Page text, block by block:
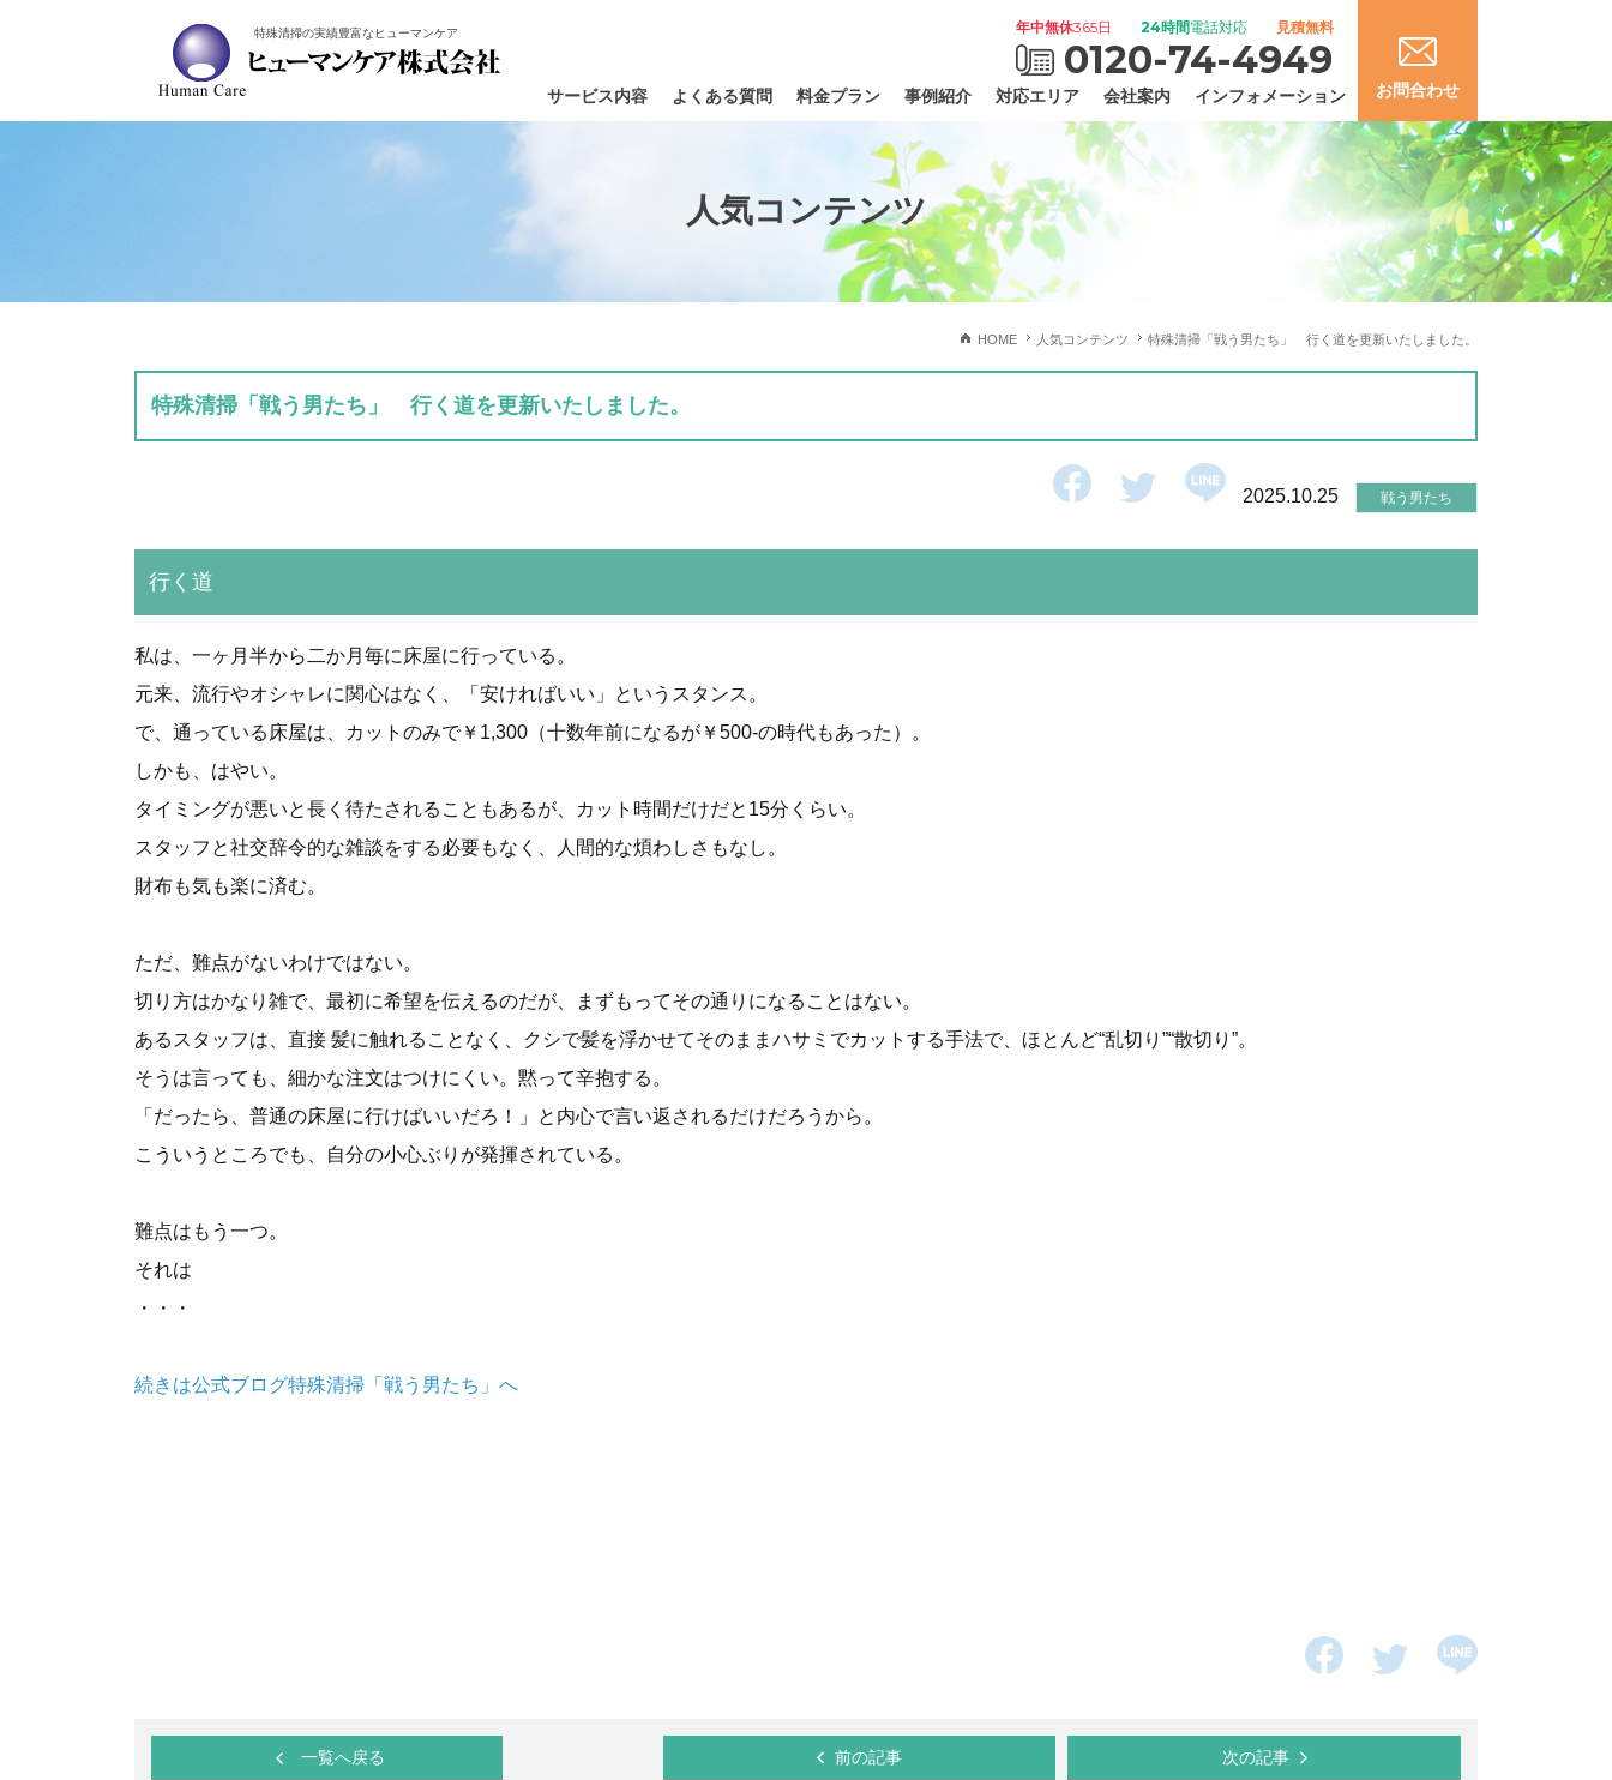
特殊清掃の実績豊富なヒューマンケア
サービス内容 よくある質問 料金プラン 事例紹介 対応エリア 会社案内 インフォメーション お問合わせ
年中無休365日 24時間電話対応 見積無料
0120-74-4949
人気コンテンツ
HOME 人気コンテンツ 特殊清掃「戦う男たち」 行く道を更新いたしました。
特殊清掃「戦う男たち」 行く道を更新いたしました。
2025.10.25 戦う男たち
行く道
私は、一ヶ月半から二か月毎に床屋に行っている。
元来、流行やオシャレに関心はなく、「安ければいい」というスタンス。
で、通っている床屋は、カットのみで￥1,300（十数年前になるが￥500-の時代もあった）。
しかも、はやい。
タイミングが悪いと長く待たされることもあるが、カット時間だけだと15分くらい。
スタッフと社交辞令的な雑談をする必要もなく、人間的な煩わしさもなし。
財布も気も楽に済む。
ただ、難点がないわけではない。
切り方はかなり雑で、最初に希望を伝えるのだが、まずもってその通りになることはない。
あるスタッフは、直接 髪に触れることなく、クシで髪を浮かせてそのままハサミでカットする手法で、ほとんど“乱切り”“散切り”。
そうは言っても、細かな注文はつけにくい。黙って辛抱する。
「だったら、普通の床屋に行けばいいだろ！」と内心で言い返されるだけだろうから。
こういうところでも、自分の小心ぶりが発揮されている。
難点はもう一つ。
それは
・・・
続きは公式ブログ特殊清掃「戦う男たち」へ
一覧へ戻る 次の記事
前の記事